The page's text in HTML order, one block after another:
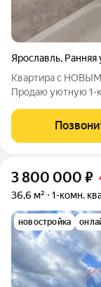
Ярославль, Ранняя
Квартира с
Продаю уютную 1-
5-ти этажный
угловая)! НЕ
3 800 000 ₽
36,6 м² 1-комн.
новостройка